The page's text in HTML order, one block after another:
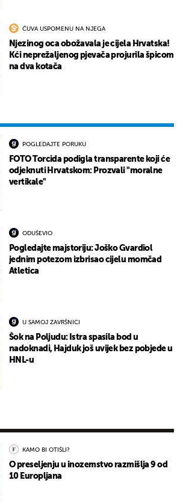
ČUVA USPOMENU NA NJEGA
Njezinog oca obožavala je cijela Hrvatska!
Kći neprežaljenog pjevača projurila špicom
na dva kotača
POGLEDAJTE PORUKU
FOTO Torcida podigla transparente koji će
odjeknuti Hrvatskom: Prozvali "moralne
vertikale"
ODUŠEVIO
Pogledajte majstoriju: Joško Gvardiol
jednim potezom izbrisao cijelu momčad
Atletica
U SAMOJ ZAVRŠNICI
Šok na Poljudu: Istra spasila bod u
nadoknadi, Hajduk još uvijek bez pobjede u
HNL-u
KAMO BI OTIŠLI?
O preseljenju u inozemstvo razmišlja 9 od
10 Europljana